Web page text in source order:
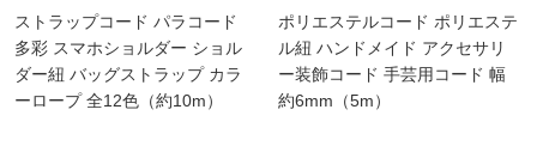
ストラップコード パラコード
多彩 スマホショルダー ショル
ダー紐 バッグストラップ カラ
ーロープ 全12色（約10m）
ポリエステルコード ポリエステ
ル紐 ハンドメイド アクセサリ
ー装飾コード 手芸用コード 幅
約6mm（5m）